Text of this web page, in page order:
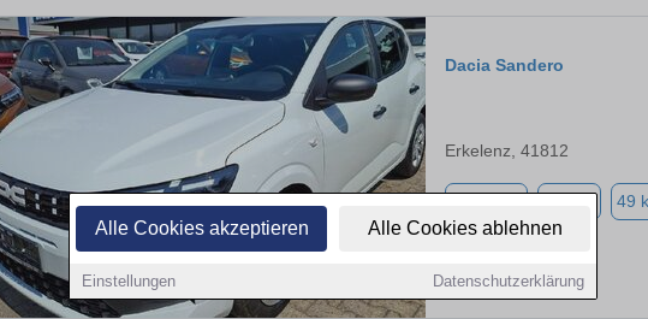
Alle Cookies akzeptieren Alle Cookies ablehnen
Einstellungen Datenschutzerklärung
Dacia Sandero
Erkelenz, 41812
49